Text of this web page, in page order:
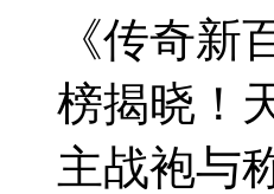
《传奇
榜揭晓！
主战袍与